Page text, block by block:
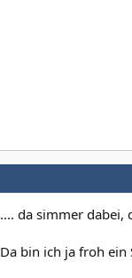
.... da simmer dabei,
Da bin ich ja froh ein